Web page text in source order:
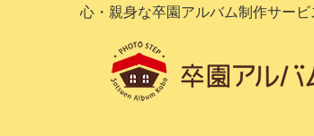
心・親身な卒園アルバム制作サービ